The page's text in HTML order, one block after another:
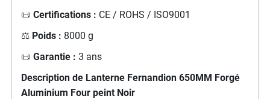
📜 Certifications : CE / ROHS / ISO9001
⚖️ Poids : 8000 g
📜 Garantie : 3 ans
Description de Lanterne Fernandion 650MM Forgé
Aluminium Four peint Noir